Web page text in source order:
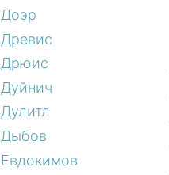
Доэр
Древис
Дрюис
Дуйнич
Дулитл
Дыбов
Евдокимов